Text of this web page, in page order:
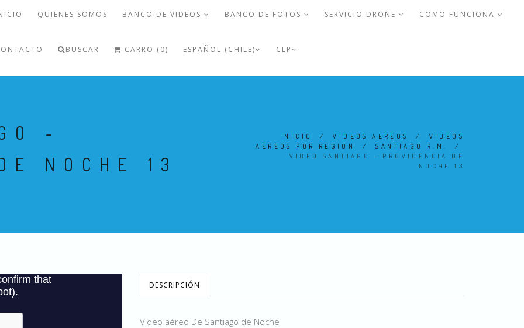
QUIENES SOMOS BANCO DE VIDEOS BANCO DE FOTOS SERVICIO DRONE COMO FUNCIONA
BUSCAR CARRO (0) ESPAÑOL (CHILE) CLP
-
NOCHE 13
INICIO /VIDEOS AEREOS / VIDEOS
AEREOS POR REGION
/SANTIAGO R.M.
/
VIDEO SANTIAGO - PROVIDENCIA DE
NOCHE 13
DESCRIPCIÓN
Video aéreo De Santiago de Noche